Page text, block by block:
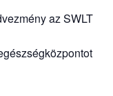
az SWLT